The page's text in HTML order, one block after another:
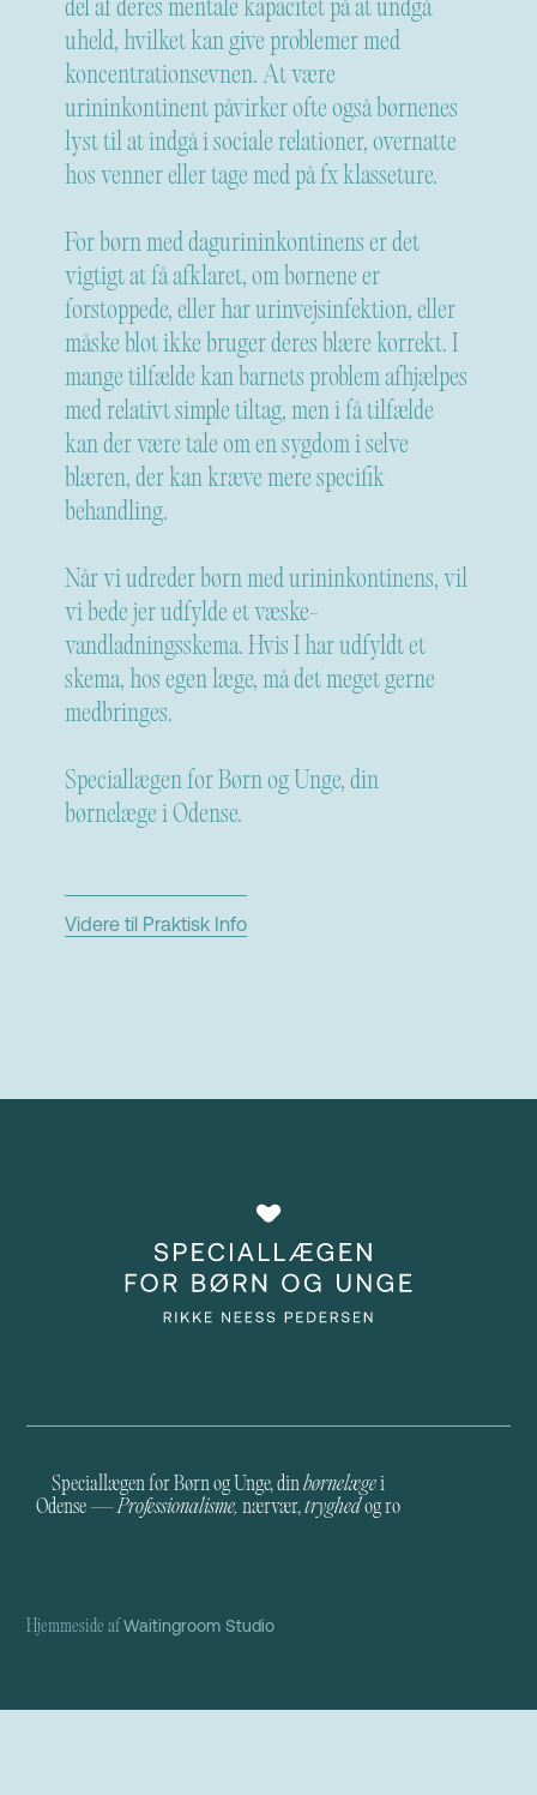
del af deres mentale kapacitet på at undgå
uheld, hvilket kan give problemer med
koncentrationsevnen. At være
urininkontinent påvirker ofte også børnenes
lyst til at indgå i sociale relationer, overnatte
hos venner eller tage med på fx klasseture.
For børn med dagurininkontinens er det
vigtigt at få afklaret, om børnene er
forstoppede, eller har urinvejsinfektion, eller
måske blot ikke bruger deres blære korrekt. I
mange tilfælde kan barnets problem afhjælpes
med relativt simple tiltag, men i få tilfælde
kan der være tale om en sygdom i selve
blæren, der kan kræve mere specifik
behandling.
Når vi udreder børn med urininkontinens, vil
vi bede jer udfylde et væske-
vandladningsskema. Hvis I har udfyldt et
skema, hos egen læge, må det meget gerne
medbringes.
Speciallægen for Børn og Unge, din
børnelæge i Odense.
Videre til Praktisk Info
Speciallægen for Børn og Unge, dinbørnelægei
Odense — Professionalisme, nærvær,tryghedog ro
Hjemmeside afWaitingroom Studio